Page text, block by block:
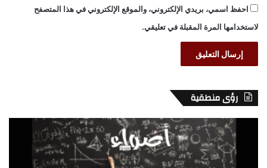
احفظ اسمي، بريدي الإلكتروني، والموقع الإلكتروني في هذا المتصفح
لاستخدامها المرة المقبلة في تعليقي.
رؤى منطقية